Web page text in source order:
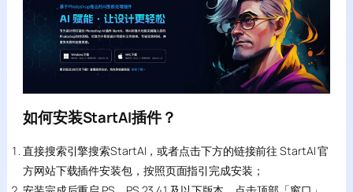
如何安装StartAI插件？
直接搜索引擎搜索StartAI，或者点击下方的链接前往 StartAI 官
方网站下载插件安装包，按照页面指引完成安装；